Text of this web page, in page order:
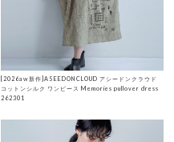
[2026aw新作]ASEEDONCLOUD アシードンクラウド
コットンシルク ワンピース Memories pullover dress
262301